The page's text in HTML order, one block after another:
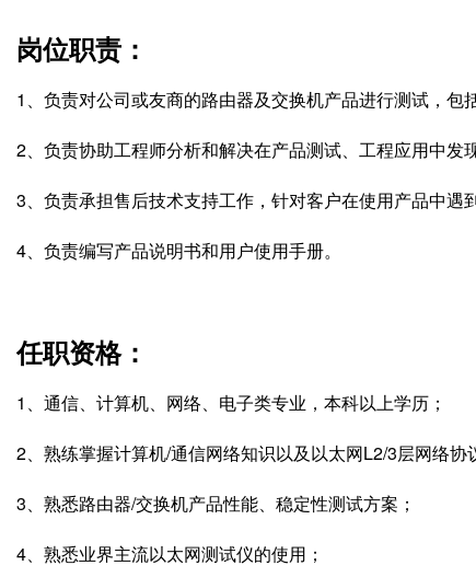
岗位职责：
1、负责对公司或友商的路由器及交换机产品进行测试，包
2、负责协助工程师分析和解决在产品测试、工程应用中发
3、负责承担售后技术支持工作，针对客户在使用产品中遇
4、负责编写产品说明书和用户使用手册。
任职资格：
1、通信、计算机、网络、电子类专业，本科以上学历；
2、熟练掌握计算机/通信网络知识以及以太网L2/3层网络协
3、熟悉路由器/交换机产品性能、稳定性测试方案；
4、熟悉业界主流以太网测试仪的使用；